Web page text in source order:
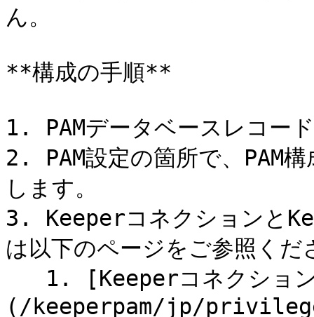
ん。
**構成の手順**
1. PAMデータベースレコー
2. PAM設定の箇所で、PAM
します。
3. Keeperコネクションと
は以下のページをご参照くだ
(/keeperpam/jp/